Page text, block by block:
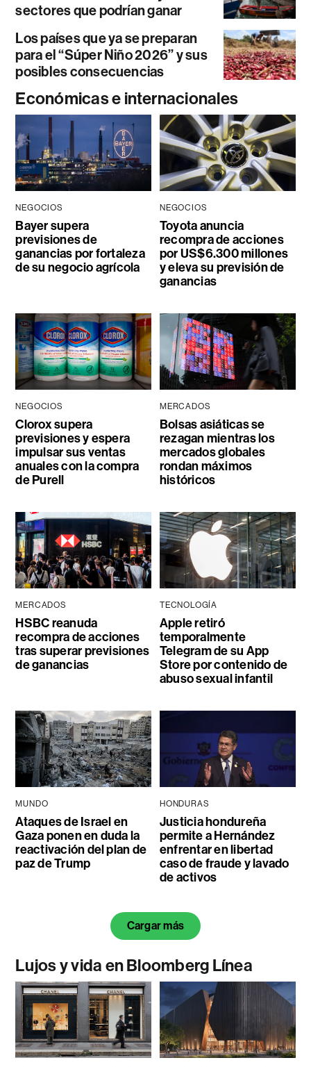
sectores que podrían ganar
Los países que ya se preparan
para el “Súper Niño 2026” y sus
posibles consecuencias
Económicas e internacionales
NEGOCIOS
Bayer supera
previsiones de
ganancias por fortaleza
de su negocio agrícola
NEGOCIOS
Toyota anuncia
recompra de acciones
por US$6.300 millones
y eleva su previsión de
ganancias
NEGOCIOS
Clorox supera
previsiones y espera
impulsar sus ventas
anuales con la compra
de Purell
MERCADOS
Bolsas asiáticas se
rezagan mientras los
mercados globales
rondan máximos
históricos
MERCADOS
HSBC reanuda
recompra de acciones
tras superar previsiones
de ganancias
TECNOLOGÍA
Apple retiró
temporalmente
Telegram de su App
Store por contenido de
abuso sexual infantil
MUNDO
Ataques de Israel en
Gaza ponen en duda la
reactivación del plan de
paz de Trump
HONDURAS
Justicia hondureña
permite a Hernández
enfrentar en libertad
caso de fraude y lavado
de activos
Cargar más
Lujos y vida en Bloomberg Línea